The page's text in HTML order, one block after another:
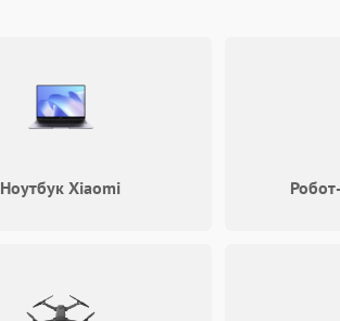
Неисправность GPS-модуля 60 мин
Ноутбук Xiaomi